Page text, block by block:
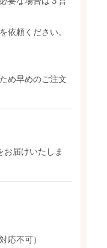
依頼ください。
め早めのご注文
届けいたしま
応不可）